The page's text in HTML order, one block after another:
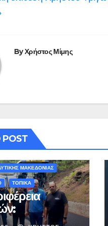
ByΧρήστος Μίμης
POST
ΜΑΚΕΔΟΝΙΑΣ
ΤΟΠΙΚΑ
η